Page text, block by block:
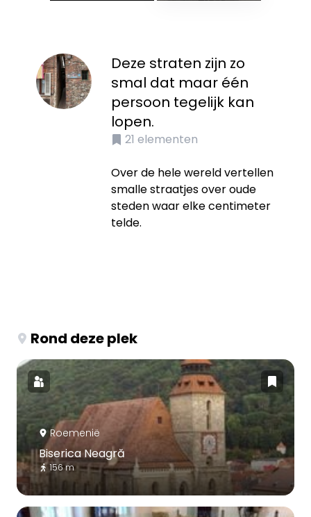
Deze straten zijn zo
smal dat maar één
persoon tegelijk kan
lopen.
21 elementen
Over de hele wereld vertellen
smalle straatjes over oude
steden waar elke centimeter
telde.
Rond deze plek
Roemenië
Biserica Neagră
156 m